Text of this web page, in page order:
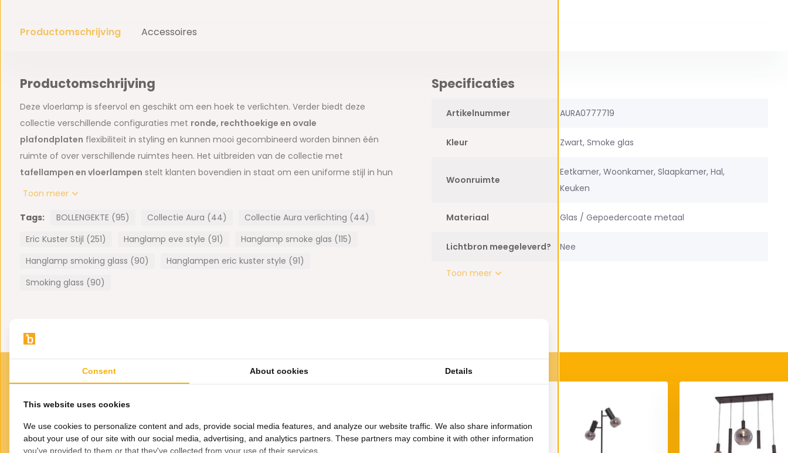
Productomschrijving Accessoires
Productomschrijving
Deze vloerlamp is sfeervol en geschikt om een hoek te verlichten. Verder biedt deze
collectie verschillende configuraties met ronde, rechthoekige en ovale
plafondplaten flexibiliteit in styling en kunnen mooi gecombineerd worden binnen één
ruimte of over verschillende ruimtes heen. Het uitbreiden van de collectie met
tafellampen en vloerlampen stelt klanten bovendien in staat om een uniforme stijl in hun
interieur te creëren. Deze veelzijdigheid, samen met de luxe uitstraling, kan zeker
verlichtingsopties.
Deze lampen zijn gemaakt van prachtig glaswerk van hoogwaardige kwaliteit, worden met
de mond geblazen en hebben een geslepen rand. Doordat ze met de hand worden
gemaakt, kan een belletje of streep in het glas voorkomen. Deze kleine imperfecties
Hieronder vind je de specificaties voor de vloerlampen uit deze collectie:
Kleur voetplaat, behuizing:
Kleur glas:Smoke
Fitting:E27
Voetplaat:25 cm
Toon meer
Tags: BOLLENGEKTE (95) Collectie Aura (44)
Collectie Aura verlichting (44)
Eric Kuster Stijl (251)
Hanglamp eve style (91)
Hanglamp smoke glas (115)
Hanglamp smoking glass (90)
Hanglampen eric kuster style (91)
Smoking glass (90)
Specificaties
Artikelnummer AURA0777719
Kleur Zwart, Smoke glas
Woonruimte
Eetkamer, Woonkamer, Slaapkamer, Hal,
Keuken
Materiaal Glas / Gepoedercoate metaal
Lichtbron meegeleverd? Nee
Toon meer
VOOR JOU GESELECTEERD
Hanglamp Aura - Zwart - 8
425,-
Consent About cookies Details
This website uses cookies
We use cookies to personalize content and ads, provide social media features, and analyze our website traffic. We also share information
about your use of our site with our social media, advertising, and analytics partners. These partners may combine it with other information
you've provided to them or that they've collected from your use of their services.